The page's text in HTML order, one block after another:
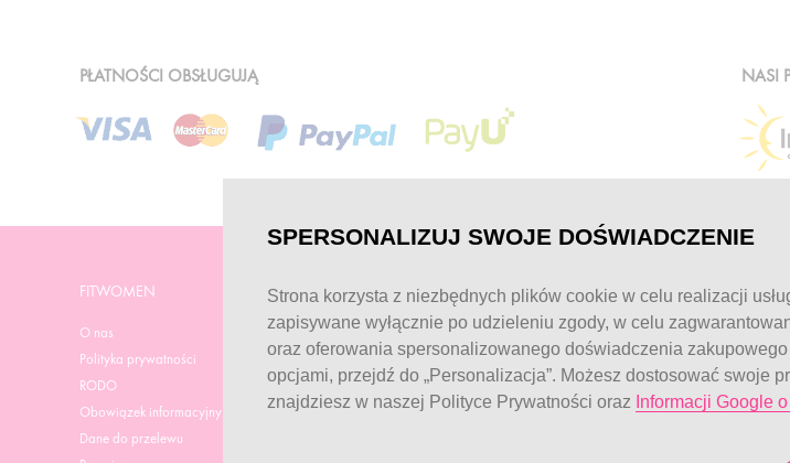
PŁATNOŚCI OBSŁUGUJĄ NASI
FITWOMEN
O nas
Polityka prywatności
RODO
Obowiązek informacyjny
Dane do przelewu
POMOC
Strona pomocy
Dostawa
Regulamin zakupów
Aktualne promocje
MOJE KONTO
Logowanie / Rejestracja
Moje zamówienia
Moje dane
SPERSONALIZUJ SWOJE DOŚWIADCZENIE
Strona korzysta z niezbędnych plików cookie w celu realizacji
zapisywane wyłącznie po udzieleniu zgody, w celu
oraz oferowania spersonalizowanego doświadczenia
opcjami, przejdź do „Personalizacja”. Możesz dostosować swoje
znajdziesz w naszej Polityce Prywatności oraz Informacji Google